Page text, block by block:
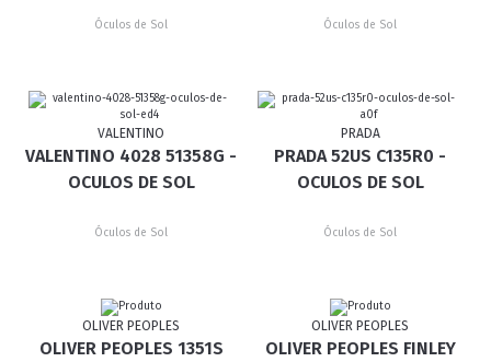
Óculos de Sol Óculos de Sol
VALENTINO
VALENTINO 4028 51358G -
OCULOS DE SOL
Óculos de Sol
PRADA
PRADA 52US C135R0 -
OCULOS DE SOL
Óculos de Sol
OLIVER PEOPLES
OLIVER PEOPLES 1351S
OLIVER PEOPLES
OLIVER PEOPLES FINLEY